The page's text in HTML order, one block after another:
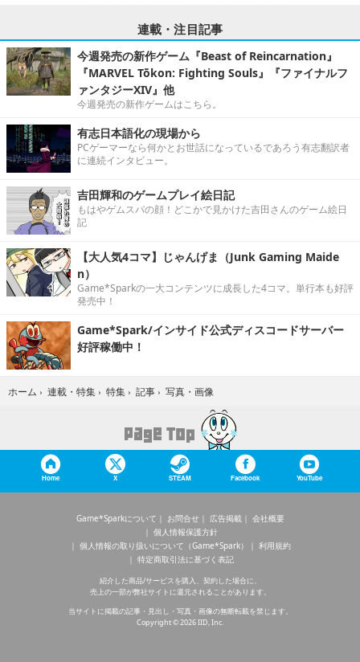
連載・注目記事
今週発売の新作ゲーム『Beast of Reincarnation』
『MARVEL Tōkon: Fighting Souls』『ファイナルフ
ァンタジーXIV』他
今週発売の新作ゲームはこちら。
有志日本語化の現場から
PCゲーマーなら何かとお世話になっているであろう有志翻訳者
に連続インタビュー。
吉田輝和のゲームプレイ絵日記
もはやゲムスパの顔！どこかで見かけた吉田さんのゲーム絵日
記
【大人気4コマ】じゃんげま（Junk Gaming Maide
n）
Game*Sparkの一大コンテンツに成長した4コマ。単行本も好評
発売中！
Game*Spark/インサイド公式ディスコードサーバー
好評稼働中！
ホーム › 連載・特集 › 特集 › 記事 › 写真・画像
Home X STEAM Facebook YouTube
Game*Sparkについて お問合せ 広告掲載
会社概要
個人情報保護方針
個人情報の取り扱いについて（Game*Spark）
利用規約
特定商取引法に基づく表記
紹介した商品/サービスを購入、契約した場合に、
売上の一部が弊社サイトに還元されることがあります。
当サイトに掲載の記事・見出し・写真・画像の無断転載を禁じます。
Copyright © 2026 IID, Inc.